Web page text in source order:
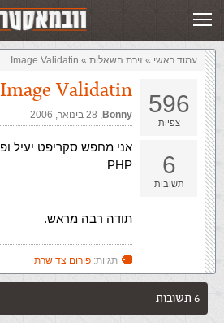
זירת השאלות
עמוד ראשי » ‏זירת השאלות‏ »
Image Validatin
596
צפיות
6
תשובות
Image Validatin
Bonny
,‏ 28 בינואר, 2006
PHP
תודה רבה מראש.
תגיות: פורום צד שרת
6 תשובות